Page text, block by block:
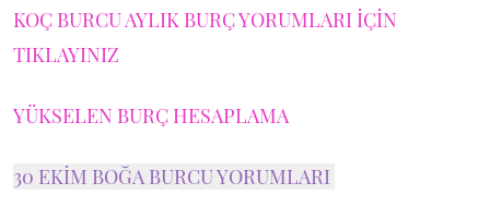
KOÇ BURCU AYLIK BURÇ YORUMLARI İÇİN
TIKLAYINIZ
YÜKSELEN BURÇ HESAPLAMA
30 EKİM BOĞA BURCU YORUMLARI